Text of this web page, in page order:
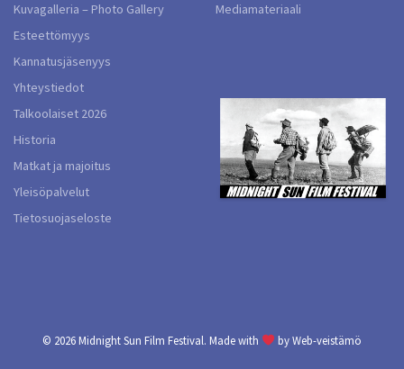
Kuvagalleria – Photo Gallery
Esteettömyys
Kannatusjäsenyys
Yhteystiedot
Talkoolaiset 2026
Historia
Matkat ja majoitus
Yleisöpalvelut
Tietosuojaseloste
Mediamateriaali
© 2026Midnight Sun Film Festival. Made with byWeb-veistämö